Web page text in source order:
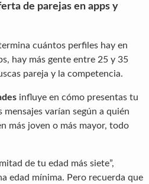
de parejas en apps y
cuántos perfiles hay en
hay más gente entre 25 y 35
pareja y la competencia.
influye en cómo presentas tu
varían según a quién
más joven o más mayor, todo
de tu edad más siete”,
edad mínima. Pero recuerda que